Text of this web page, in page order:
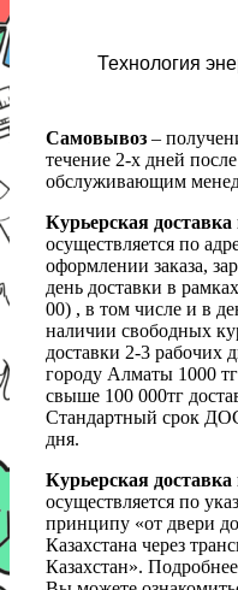
Технология
Самовывоз –
течение 2-х дней
обслуживающим
Курьерская
осуществляется по
оформлении заказа,
день доставки в
00) , в том числе и в
наличии свободных
доставки 2-3
городу Алматы 1000
свыше 100 000тг
Стандартный срок
дня.
Курьерская доставка
осуществляется по
принципу «от двери
Казахстана через
Казахстан».